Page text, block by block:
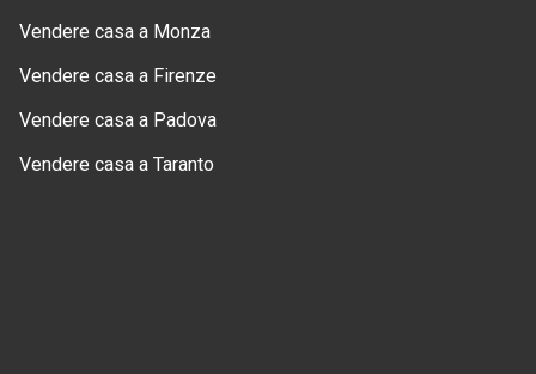
Vendere casa a Monza
Vendere casa a Firenze
Vendere casa a Padova
Vendere casa a Taranto